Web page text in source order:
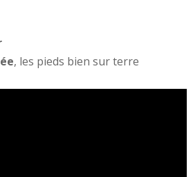
, les pieds bien sur terre